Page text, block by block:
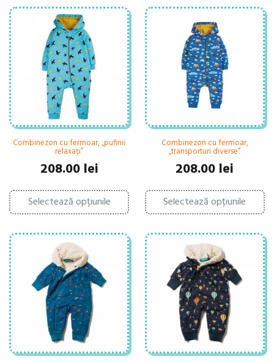
Combinezon cu fermoar, „pufinii
relaxați”
208.00 lei
Selectează opțiunile
Acest
produs
are
multe
variații.
Opțiunile
pot
fi
alese
în
pagina
produsului.
Combinezon cu fermoar,
„transporturi diverse”
208.00 lei
Selectează opțiunile
fi
în